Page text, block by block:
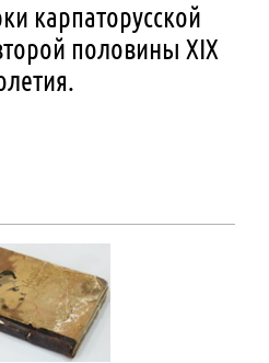
карпаторусской
половины XIX